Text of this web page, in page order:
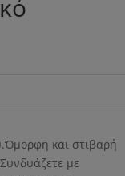
και στιβαρή
με